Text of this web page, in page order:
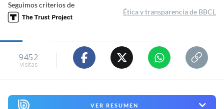
Seguimos criterios de
Ética y transparencia de BBCL
9452
visitas
VER RESUMEN